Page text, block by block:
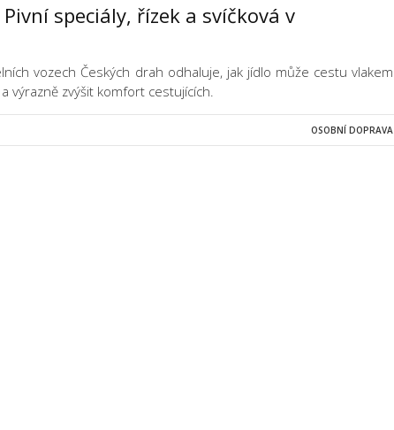
speciály, řízek a svíčková v
vozech Českých drah odhaluje, jak jídlo může cestu vlakem
výrazně zvýšit komfort cestujících.
OSOBNÍ DOPRAVA